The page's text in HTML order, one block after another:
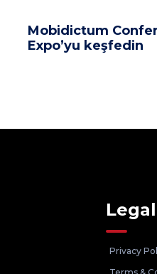
Mobidictum
Expo’yu keşfedin
Privacy